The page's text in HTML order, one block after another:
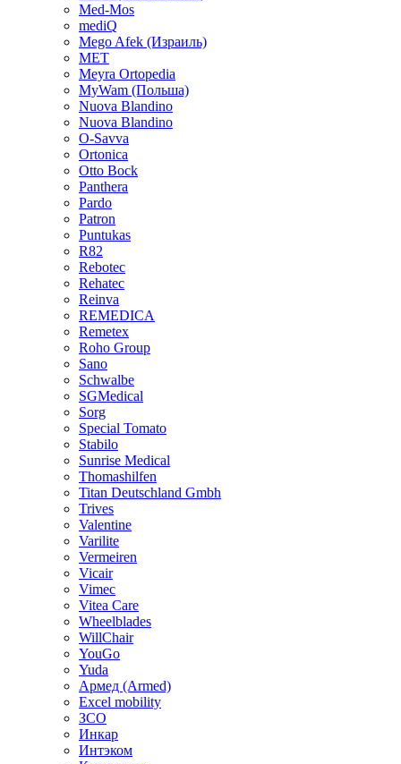
Med-Mos
mediQ
Mego Afek (Израиль)
MET
Meyra Ortopedia
MyWam (Польша)
Nuova Blandino
Nuova Blandino
O-Savva
Ortonica
Otto Bock
Panthera
Pardo
Patron
Puntukas
R82
Rebotec
Rehatec
Reinva
REMEDICA
Remetex
Roho Group
Sano
Schwalbe
SGMedical
Sorg
Special Tomato
Stabilo
Sunrise Medical
Thomashilfen
Titan Deutschland Gmbh
Trives
Valentine
Varilite
Vermeiren
Vicair
Vimec
Vitea Care
Wheelblades
WillChair
YouGo
Yuda
Армед (Armed)
Еxcel mobility
ЗСО
Инкар
Интэком